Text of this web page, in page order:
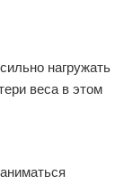
нагружать
веса в этом